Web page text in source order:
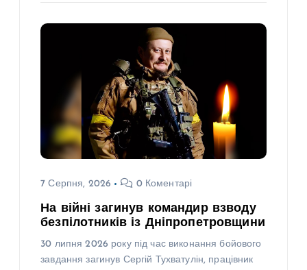
7 Серпня, 2026 0 Коментарі
На війні загинув командир взводу
безпілотників із Дніпропетровщини
30 липня 2026 року під час виконання бойового
завдання загинув Сергій Тухватулін, працівник